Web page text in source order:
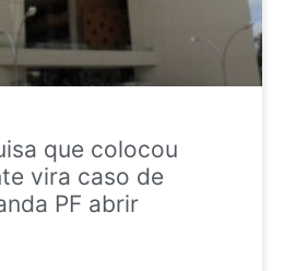
que colocou
vira caso de
PF abrir